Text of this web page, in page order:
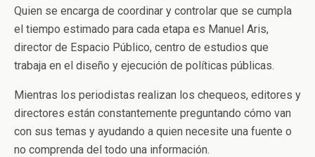
Quien se encarga de coordinar y controlar que se cumpla
el tiempo estimado para cada etapa es Manuel Aris,
director de Espacio Público, centro de estudios que
trabaja en el diseño y ejecución de políticas públicas.
Mientras los periodistas realizan los chequeos, editores y
directores están constantemente preguntando cómo van
con sus temas y ayudando a quien necesite una fuente o
no comprenda del todo una información.